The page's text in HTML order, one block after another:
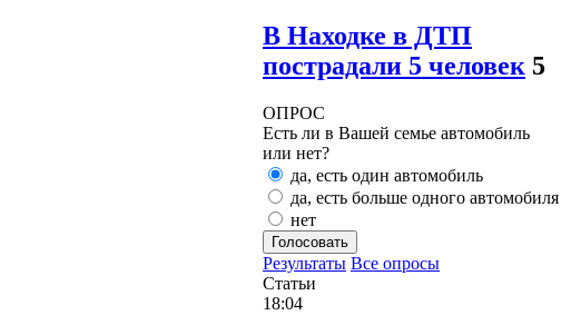
В Находке в ДТП
пострадали 5 человек 5
ОПРОС
Есть ли в Вашей семье автомобиль
или нет?
да, есть один автомобиль
да, есть больше одного автомобиля
нет
Голосовать
Результаты Все опросы
Статьи
18:04